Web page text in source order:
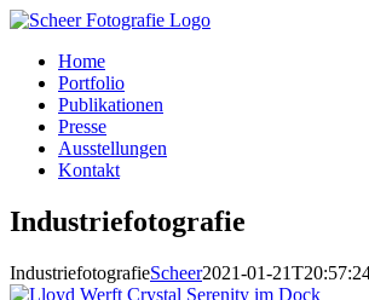
Zum
springenHome
Portfolio
Publikationen
Presse
Ausstellungen
Kontakt
Industriefotografie
IndustriefotografieScheer2021-01-